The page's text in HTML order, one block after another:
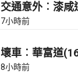
交通意外︰漆
7小時前
壞車︰華富道
8小時前